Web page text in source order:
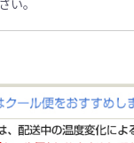
い。